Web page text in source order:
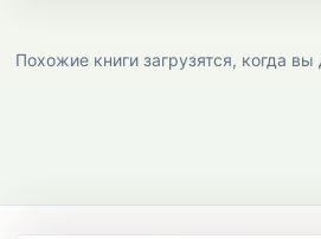
Похожие книги загрузятся, когда вы